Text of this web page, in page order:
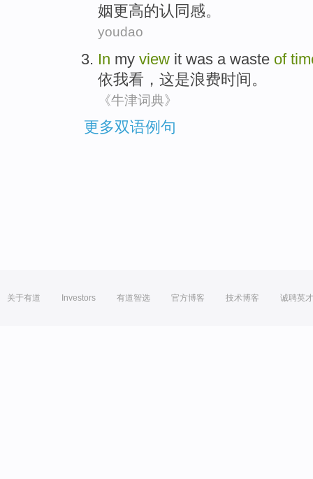
姻更高的认同感。
youdao
In my view it was a waste of
依我看 ， 这是浪费时间。
《牛津词典》
更多双语例句
关于有道 Investors 有道智选 官方博客 技术博客 诚聘英才